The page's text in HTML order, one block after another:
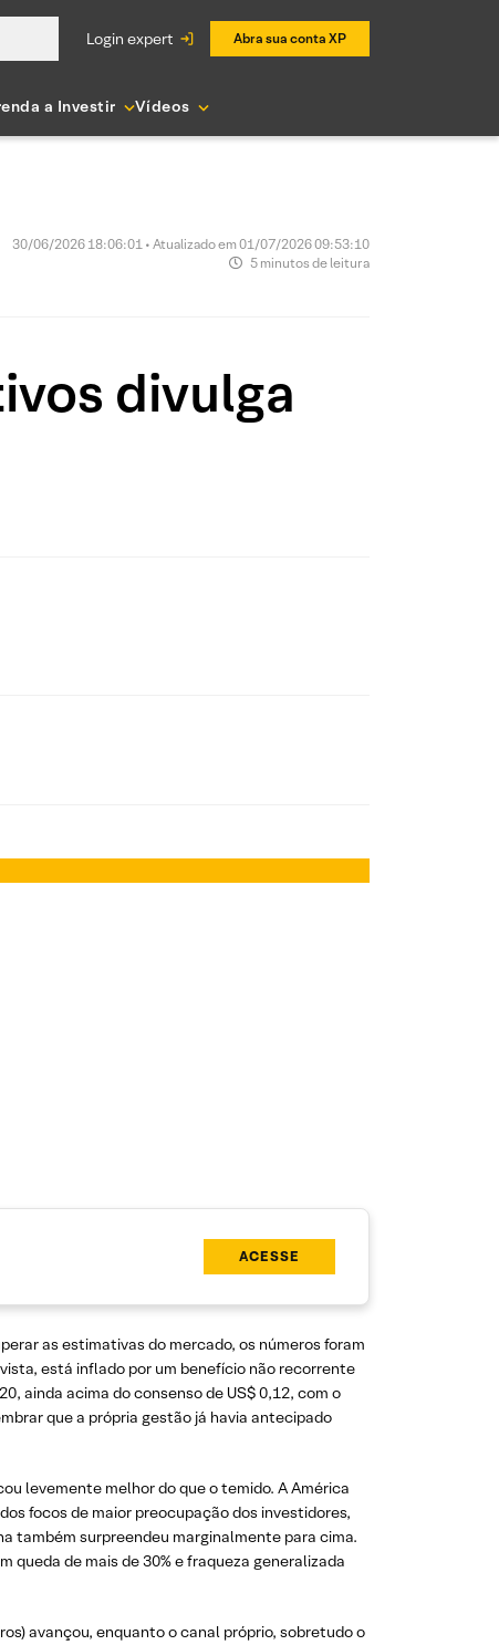
login expert Abra sua conta XP
a Investir Vídeos
30/06/2026 18:06:01 • Atualizado em 01/07/2026 09:53:10
5 minutos de leitura
divulga
ACESSE
as estimativas do mercado, os números foram
está inflado por um benefício não recorrente
ainda acima do consenso de US$ 0,12, com o
que a própria gestão já havia antecipado
levemente melhor do que o temido. A América
focos de maior preocupação dos investidores,
também surpreendeu marginalmente para cima.
queda de mais de 30% e fraqueza generalizada
avançou, enquanto o canal próprio, sobretudo o